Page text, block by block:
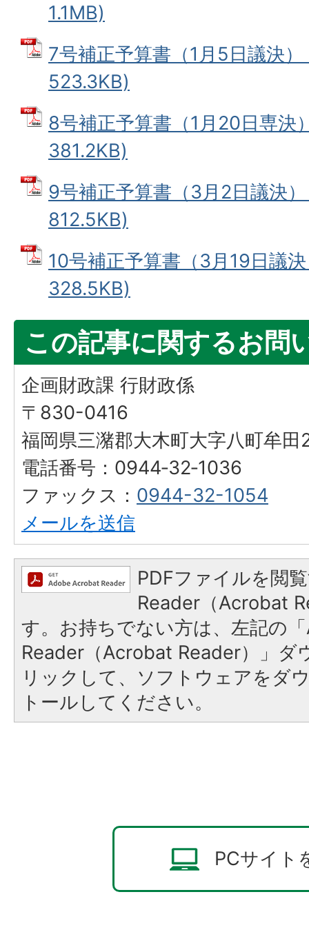
1.1MB)
7号補正予算書（1月5日議決
523.3KB)
8号補正予算書（1月20日専決
381.2KB)
9号補正予算書（3月2日議決
812.5KB)
10号補正予算書（3月19日議
328.5KB)
この記事に関するお問
企画財政課 行財政係
〒830-0416
福岡県三潴郡大木町大字八町牟
電話番号：0944‐32‐1036
ファックス： 0944-32-1054
メールを送信
PDFファイルを閲
Reader（Acrobat
す。お持ちでない方は、左記の
Reader（Acrobat Reader）」ダ
リックして、ソフトウェアをダ
トールしてください。
PCサイト